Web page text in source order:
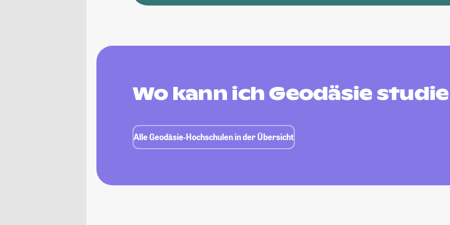
Wo kann ich Geodäsie
Alle Geodäsie-Hochschulen in der Übersicht